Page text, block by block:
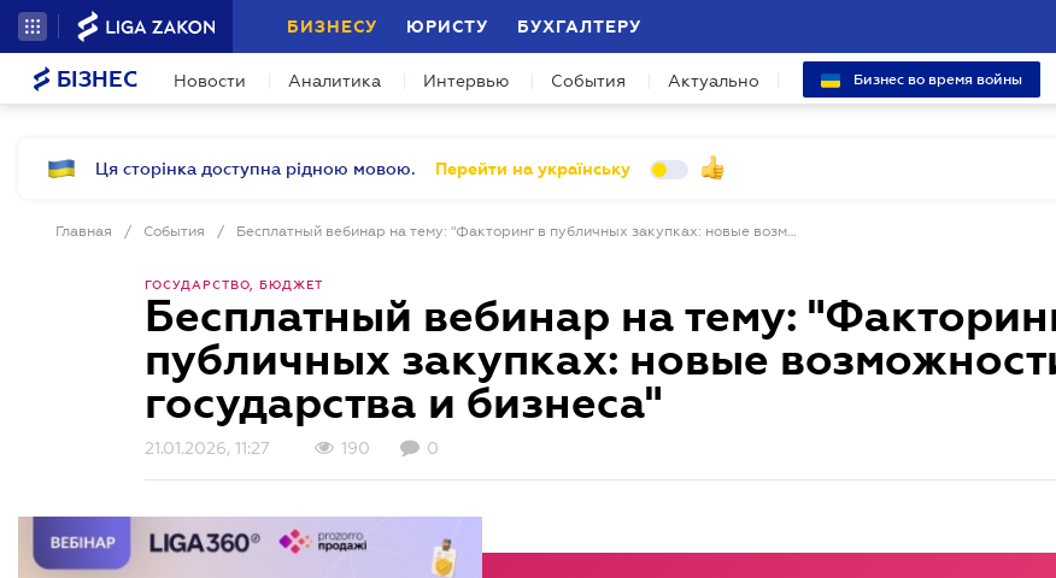
БИЗНЕСУ ЮРИСТУ БУХГАЛТЕРУ
БІЗНЕС Новости Аналитика Интервью События Актуально Бизнес во время войны
Ця сторінка доступна рідною мовою. Перейти на українську
Главная / События / Бесплатный вебинар на тему: "Факторинг в публичных закупках: новые возможности для государства и бизнеса"
ГОСУДАРСТВО, БЮДЖЕТ
Бесплатный вебинар на тему:
публичных закупках: новые
государства и бизнеса"
21.01.2026, 11:27 190 0